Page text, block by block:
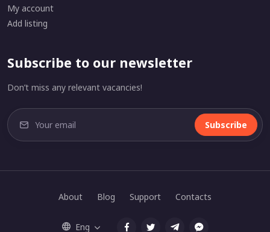
My account
Add listing
Subscribe to our newsletter
Don’t miss any relevant vacancies!
Subscribe
About Blog Support Contacts
Eng